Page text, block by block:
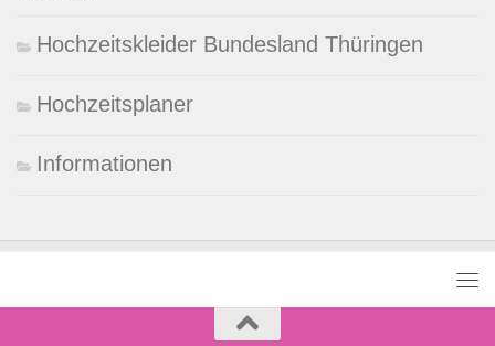
Hochzeitskleider Bundesland Thüringen
Hochzeitsplaner
Informationen